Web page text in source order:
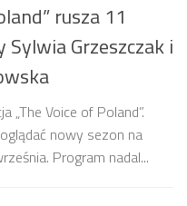
rusza 11
Grzeszczak i
„The Voice of Poland”.
nowy sezon na
Program nadal...